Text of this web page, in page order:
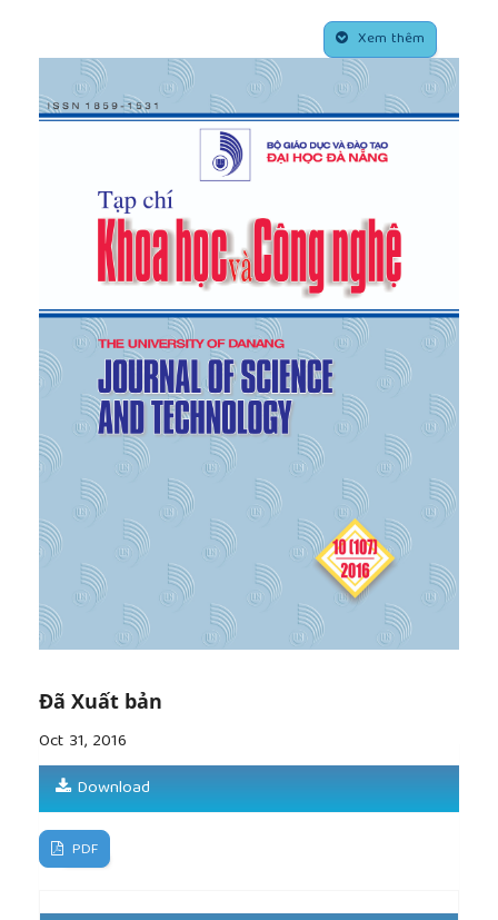
Hoàng Trọng & Chu Nguyễn Mộng Ngọc, Phân
tích dữ liệu nghiên cứu với SPSS, NXB. Hồng Đức,
2008.
[7]Kolowe, “The Determinants of Urban Land and
Property Values: The Case of Rwanda”, Master of
Science in International and Development
Economics.http://repository.usfca.edu/thes/87
2014.
[8]Medonos, Vilhelm, Hruka, Jelinek, “What
determines the Czech land market prices? Some
regional findings” Economics and Informatics, Vol.2,
Number 4, 2011.
[9]Nguyễn Quỳnh Hoa & Nguyễn Thạch, “Định giá
đất hàng loạt bằng mô hình hồi qui”, Tạp chí Phát
triển kinh tế, số 269, 2013.
[10]Nguyễn Thị Mỹ Linh, “Ứng dụng mô hình giá
nhà ở trong tính toán chỉ số giá giao dịch bất động
sản – phân loại nhà ở riêng lẻ”, Tạp chí Tài chính, số
10 (600), 2014.
[11]
Pyykkonen, “Factors affecting farmland prices
in Finland”, Doctoral dissertation (monograph).
http://urn.fi/URN:ISBN:952-5594-17-3, 2006.
[12]
Topcu, “Accessibility effect on urban land
values. Scientific Research and Essay”, Vol.4 (11),
2009.
[13]Trần Thu Vân & Nguyễn Thị Giang, “Ứng dụng
bất động sản tại Tp.HCM”, Tạp chí Phát triển Kinh tế,
[14]White, “A Heteroscedasticity-Consistent
Covariance Matrix Es timator and a Direct Test for
Heteroscedasticity” Econometrica, Vol. 48, No.4,
1980.
Xem thêm
Đã Xuất bản
Oct 31, 2016
Download
PDF